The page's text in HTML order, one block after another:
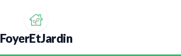
FoyerEtJardin